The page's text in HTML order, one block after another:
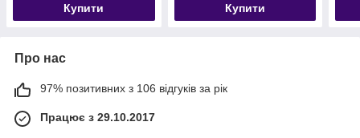
Купити Купити
Про нас
97% позитивних з 106 відгуків за рік
Працює з 29.10.2017